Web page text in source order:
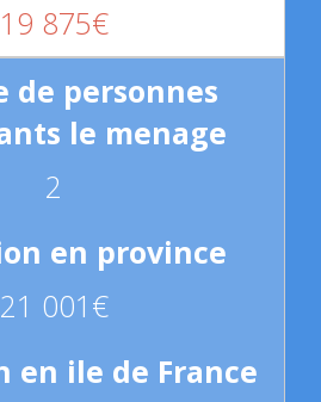
19 875€
2
21 001€